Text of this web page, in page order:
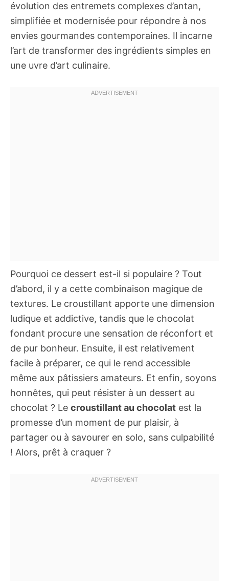
évolution des entremets complexes d’antan,
simplifiée et modernisée pour répondre à nos
envies gourmandes contemporaines. Il incarne
l’art de transformer des ingrédients simples en
une uvre d’art culinaire.
Pourquoi ce dessert est-il si populaire ? Tout
d’abord, il y a cette combinaison magique de
textures. Le croustillant apporte une dimension
ludique et addictive, tandis que le chocolat
fondant procure une sensation de réconfort et
de pur bonheur. Ensuite, il est relativement
facile à préparer, ce qui le rend accessible
même aux pâtissiers amateurs. Et enfin, soyons
honnêtes, qui peut résister à un dessert au
chocolat ? Le croustillant au chocolat est la
promesse d’un moment de pur plaisir, à
partager ou à savourer en solo, sans culpabilité
! Alors, prêt à craquer ?